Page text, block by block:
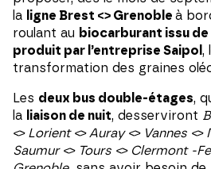
la
ligne Brest <> Grenoble à
roulant au biocarburant issu de
produit par l’entreprise Saipol ,
transformation des graines
Les deux bus double-étages,
la
liaison de nuit, desserviront
<> Lorient <> Auray <> Vannes <>
Saumur <> Tours <> Clermont -